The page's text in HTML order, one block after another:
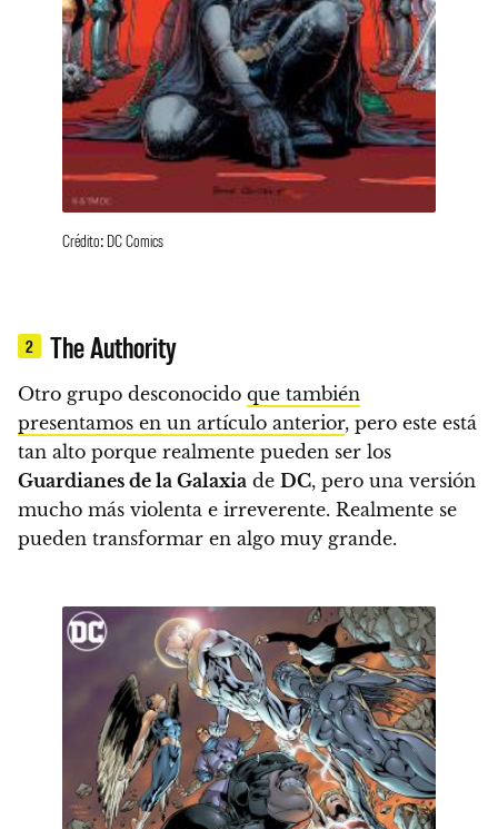
Crédito: DC Comics
2 The Authority
Otro grupo desconocido que también
presentamos en un artículo anterior, pero este está
tan alto porque realmente pueden ser los
Guardianes de la Galaxia de DC, pero una versión
mucho más violenta e irreverente. Realmente se
pueden transformar en algo muy grande.